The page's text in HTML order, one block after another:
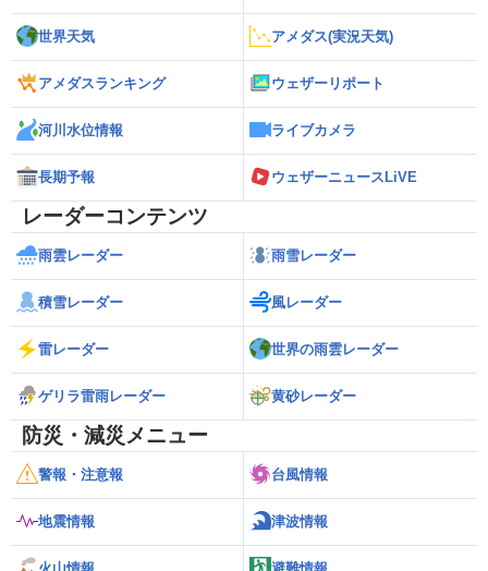
世界天気 アメダス(実況天気)
アメダスランキング ウェザーリポート
河川水位情報 ライブカメラ
長期予報 ウェザーニュースLiVE
レーダーコンテンツ
雨雲レーダー 雨雪レーダー
積雪レーダー 風レーダー
雷レーダー 世界の雨雲レーダー
ゲリラ雷雨レーダー 黄砂レーダー
防災・減災メニュー
警報・注意報 台風情報
地震情報 津波情報